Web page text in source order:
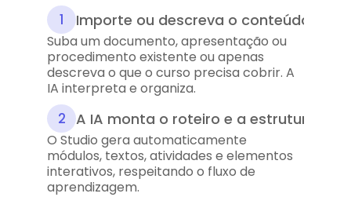
1 Importe ou descreva o conteúdo
Suba um documento, apresentação ou
procedimento existente ou apenas
descreva o que o curso precisa cobrir. A
IA interpreta e organiza.
2 A IA monta o roteiro e a estrutura
O Studio gera automaticamente
módulos, textos, atividades e elementos
interativos, respeitando o fluxo de
aprendizagem.